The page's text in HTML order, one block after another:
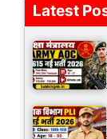
Latest